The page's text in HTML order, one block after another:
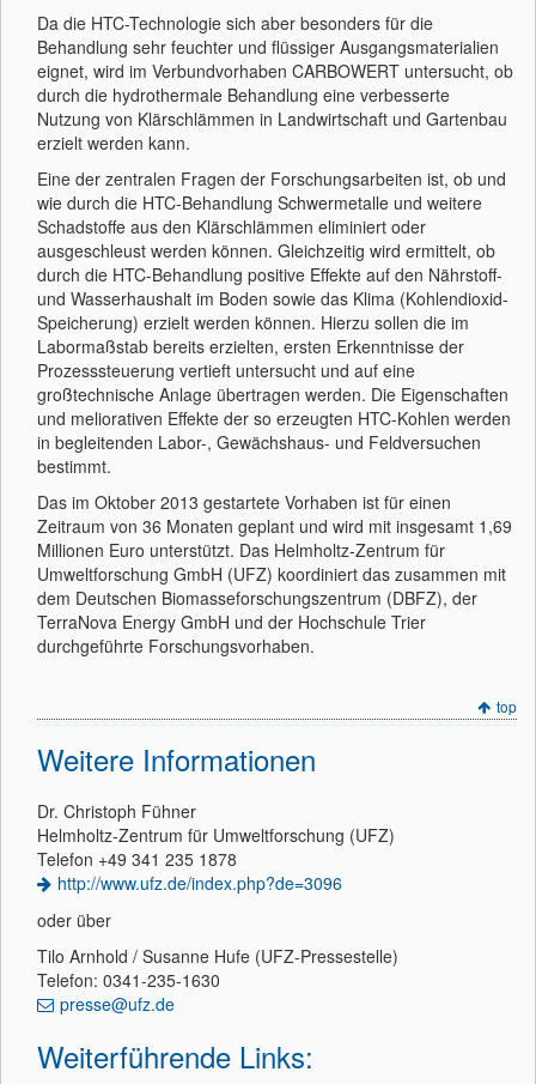
Da die HTC-Technologie sich aber besonders für die
Behandlung sehr feuchter und flüssiger Ausgangsmaterialien
eignet, wird im Verbundvorhaben CARBOWERT untersucht, ob
durch die hydrothermale Behandlung eine verbesserte
Nutzung von Klärschlämmen in Landwirtschaft und Gartenbau
erzielt werden kann.
Eine der zentralen Fragen der Forschungsarbeiten ist, ob und
wie durch die HTC-Behandlung Schwermetalle und weitere
Schadstoffe aus den Klärschlämmen eliminiert oder
ausgeschleust werden können. Gleichzeitig wird ermittelt, ob
durch die HTC-Behandlung positive Effekte auf den Nährstoff-
und Wasserhaushalt im Boden sowie das Klima (Kohlendioxid-
Speicherung) erzielt werden können. Hierzu sollen die im
Labormaßstab bereits erzielten, ersten Erkenntnisse der
Prozesssteuerung vertieft untersucht und auf eine
großtechnische Anlage übertragen werden. Die Eigenschaften
und meliorativen Effekte der so erzeugten HTC-Kohlen werden
in begleitenden Labor-, Gewächshaus- und Feldversuchen
bestimmt.
Das im Oktober 2013 gestartete Vorhaben ist für einen
Zeitraum von 36 Monaten geplant und wird mit insgesamt 1,69
Millionen Euro unterstützt. Das Helmholtz-Zentrum für
Umweltforschung GmbH (UFZ) koordiniert das zusammen mit
dem Deutschen Biomasseforschungszentrum (DBFZ), der
TerraNova Energy GmbH und der Hochschule Trier
durchgeführte Forschungsvorhaben.
top
Weitere Informationen
Dr. Christoph Fühner
Helmholtz-Zentrum für Umweltforschung (UFZ)
Telefon +49 341 235 1878
http://www.ufz.de/index.php?de=3096
oder über
Tilo Arnhold / Susanne Hufe (UFZ-Pressestelle)
Telefon: 0341-235-1630
presse@ufz.de
Weiterführende Links: